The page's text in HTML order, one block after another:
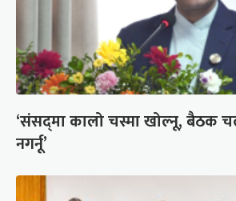
‘संसद्‍मा कालो चस्मा खोल्नू, बैठक
नगर्नू’